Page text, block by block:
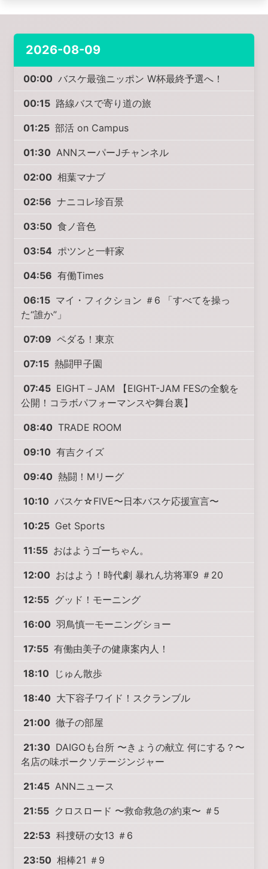
2026-08-09
00:00 バスケ最強ニッポン W杯最終予選へ！
00:15 路線バスで寄り道の旅
01:25 部活 on Campus
01:30 ANNスーパーJチャンネル
02:00 相葉マナブ
02:56 ナニコレ珍百景
03:50 食ノ音色
03:54 ポツンと一軒家
04:56 有働Times
06:15 マイ・フィクション ＃6 「すべてを操っ
た“誰か”」
07:09 ペダる！東京
07:15 熱闘甲子園
07:45 EIGHT－JAM 【EIGHT-JAM FESの全貌を
公開！コラボパフォーマンスや舞台裏】
08:40 TRADE ROOM
09:10 有吉クイズ
09:40 熱闘！Mリーグ
10:10 バスケ☆FIVE〜日本バスケ応援宣言〜
10:25 Get Sports
11:55 おはようゴーちゃん。
12:00 おはよう！時代劇 暴れん坊将軍9 ＃20
12:55 グッド！モーニング
16:00 羽鳥慎一モーニングショー
17:55 有働由美子の健康案内人！
18:10 じゅん散歩
18:40 大下容子ワイド！スクランブル
21:00 徹子の部屋
21:30 DAIGOも台所 〜きょうの献立 何にする？〜
名店の味ポークソテージンジャー
21:45 ANNニュース
21:55 クロスロード 〜救命救急の約束〜 ＃5
22:53 科捜研の女13 ＃6
23:50 相棒21 ＃9